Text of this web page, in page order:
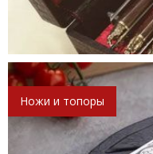
Ножи и топоры